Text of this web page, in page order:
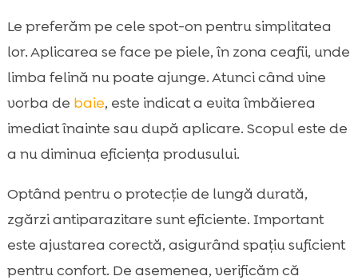
Le preferăm pe cele spot-on pentru simplitatea
lor. Aplicarea se face pe piele, în zona ceafii, unde
limba felină nu poate ajunge. Atunci când vine
vorba de baie, este indicat a evita îmbăierea
imediat înainte sau după aplicare. Scopul este de
a nu diminua eficiența produsului.
Optând pentru o protecție de lungă durată,
zgărzi antiparazitare sunt eficiente. Important
este ajustarea corectă, asigurând spațiu suficient
pentru confort. De asemenea, verificăm că